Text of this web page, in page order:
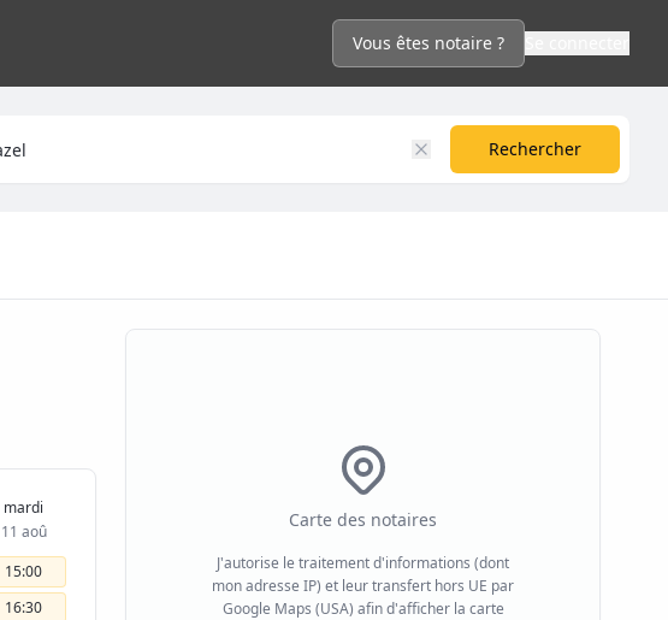
Vous êtes notaire ?
Rechercher
mardi
11 aoû
15:00
16:30
Carte des notaires
J'autorise le traitement d'informations (dont
mon adresse IP) et leur transfert hors UE par
Google Maps (USA) afin d'afficher la carte